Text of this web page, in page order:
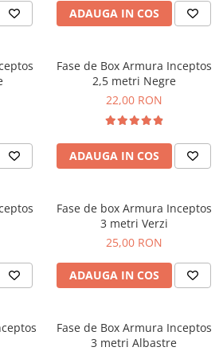
ADAUGA IN COS
Fase de Box Armura Inceptos
2,5 metri Negre
22,00 RON
ADAUGA IN COS
Fase de box Armura Inceptos
3 metri Verzi
25,00 RON
ADAUGA IN COS
Fase de Box Armura Inceptos
3 metri Albastre